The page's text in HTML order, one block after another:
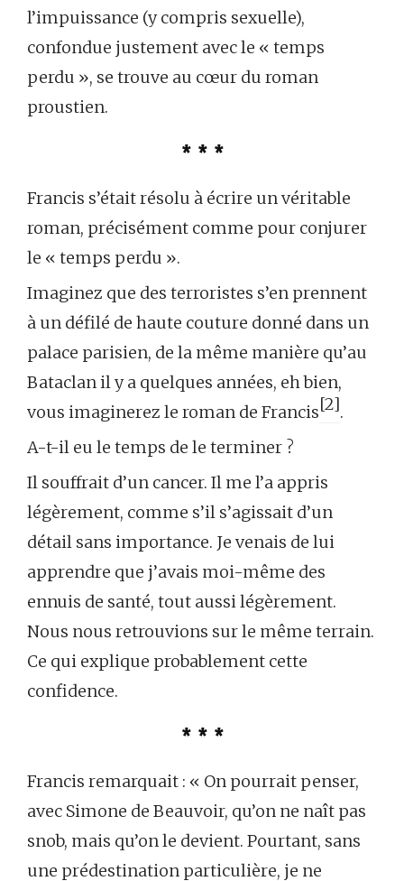
l’impuissance (y compris sexuelle),
confondue justement avec le « temps
perdu », se trouve au cœur du roman
proustien.
* * *
Francis s’était résolu à écrire un véritable
roman, précisément comme pour conjurer
le « temps perdu ».
Imaginez que des terroristes s’en prennent
à un défilé de haute couture donné dans un
palace parisien, de la même manière qu’au
Bataclan il y a quelques années, eh bien,
vous imaginerez le roman de Francis[2].
A-t-il eu le temps de le terminer ?
Il souffrait d’un cancer. Il me l’a appris
légèrement, comme s’il s’agissait d’un
détail sans importance. Je venais de lui
apprendre que j’avais moi-même des
ennuis de santé, tout aussi légèrement.
Nous nous retrouvions sur le même terrain.
Ce qui explique probablement cette
confidence.
* * *
Francis remarquait : « On pourrait penser,
avec Simone de Beauvoir, qu’on ne naît pas
snob, mais qu’on le devient. Pourtant, sans
une prédestination particulière, je ne